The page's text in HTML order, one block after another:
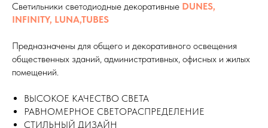
Светильники светодиодные декоративные DUNES,
INFINITY, LUNA,TUBES
Предназначены для общего и декоративного освещения
общественных зданий, административных, офисных и жилых
помещений.
ВЫСОКОЕ КАЧЕСТВО СВЕТА
РАВНОМЕРНОЕ СВЕТОРАСПРЕДЕЛЕНИЕ
СТИЛЬНЫЙ ДИЗАЙН